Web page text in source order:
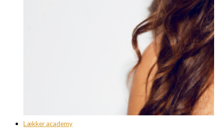
Lækker academy